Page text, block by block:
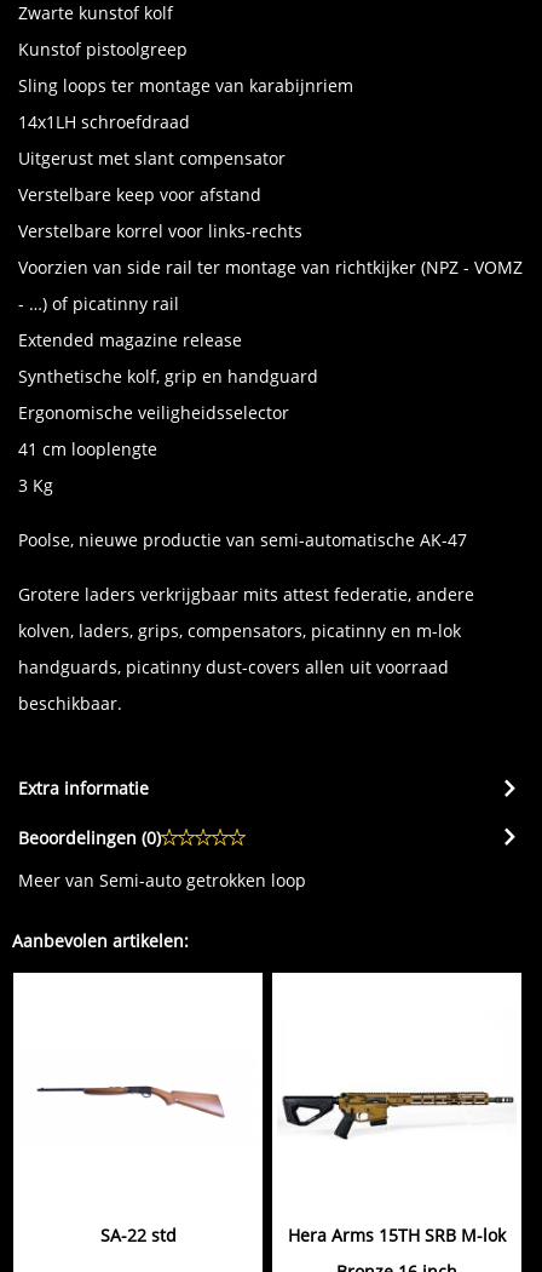
Zwarte kunstof kolf
Kunstof pistoolgreep
Sling loops ter montage van karabijnriem
14x1LH schroefdraad
Uitgerust met slant compensator
Verstelbare keep voor afstand
Verstelbare korrel voor links-rechts
Voorzien van side rail ter montage van richtkijker (NPZ - VOMZ
- …) of picatinny rail
Extended magazine release
Synthetische kolf, grip en handguard
Ergonomische veiligheidsselector
41 cm looplengte
3 Kg
Poolse, nieuwe productie van semi-automatische AK-47
Grotere laders verkrijgbaar mits attest federatie, andere
kolven, laders, grips, compensators, picatinny en m-lok
handguards, picatinny dust-covers allen uit voorraad
beschikbaar.
Extra informatie
Beoordelingen (0)
Meer van Semi-auto getrokken loop
Aanbevolen artikelen:
SA-22 std
Hera Arms 15TH SRB M-lok